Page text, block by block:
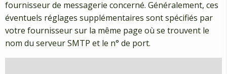
fournisseur de messagerie concerné. Généralement, ces
éventuels réglages supplémentaires sont spécifiés par
votre fournisseur sur la même page où se trouvent le
nom du serveur SMTP et le n° de port.